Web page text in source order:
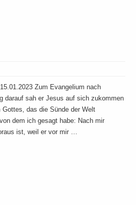
Zum Evangelium nach
darauf sah er Jesus auf sich zukommen
das die Sünde der Welt
dem ich gesagt habe: Nach mir
ist, weil er vor mir …